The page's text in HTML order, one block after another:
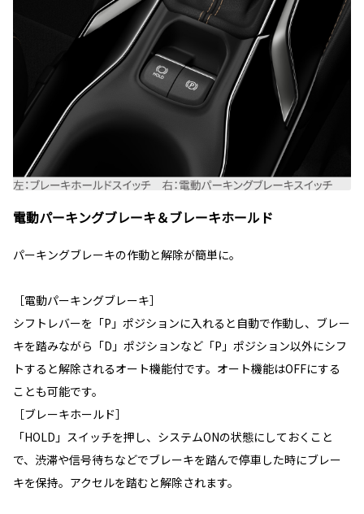
電動パーキングブレーキ＆ブレーキホールド
パーキングブレーキの作動と解除が簡単に。
［電動パーキングブレーキ］
シフトレバーを「P」ポジションに入れると自動で作動し、ブレー
キを踏みながら「D」ポジションなど「P」ポジション以外にシフ
トすると解除されるオート機能付です。オート機能はOFFにする
ことも可能です。
［ブレーキホールド］
「HOLD」スイッチを押し、システムONの状態にしておくこと
で、渋滞や信号待ちなどでブレーキを踏んで停車した時にブレー
キを保持。アクセルを踏むと解除されます。